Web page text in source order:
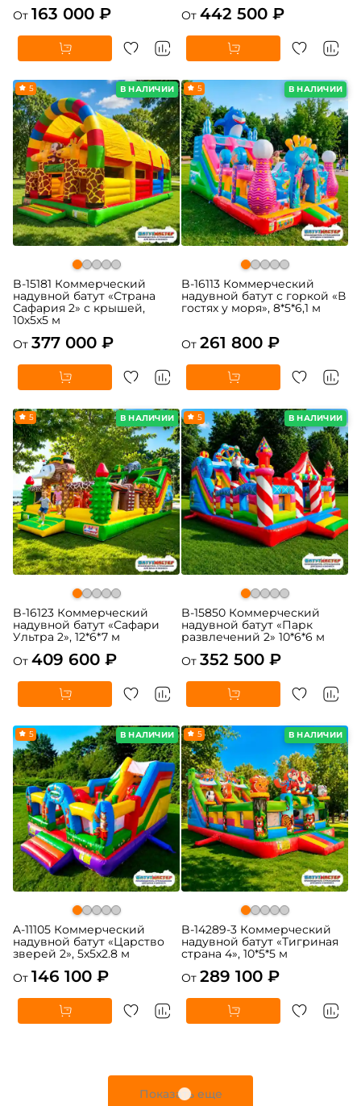
От 163 000 ₽
От 442 500 ₽
В НАЛИЧИИ
5
B-15181 Коммерческий
надувной батут «Страна
Сафария 2» с крышей,
10x5x5 м
От 377 000 ₽
В НАЛИЧИИ
5
B-16113 Коммерческий
надувной батут с горкой «В
гостях у моря», 8*5*6,1 м
От 261 800 ₽
В НАЛИЧИИ
5
B-16123 Коммерческий
надувной батут «Сафари
Ультра 2», 12*6*7 м
От 409 600 ₽
В НАЛИЧИИ
5
B-15850 Коммерческий
надувной батут «Парк
развлечений 2» 10*6*6 м
От 352 500 ₽
В НАЛИЧИИ
5
A-11105 Коммерческий
надувной батут «Царство
зверей 2», 5x5x2.8 м
От 146 100 ₽
В НАЛИЧИИ
5
B-14289-3 Коммерческий
надувной батут «Тигриная
страна 4», 10*5*5 м
От 289 100 ₽
Показать еще